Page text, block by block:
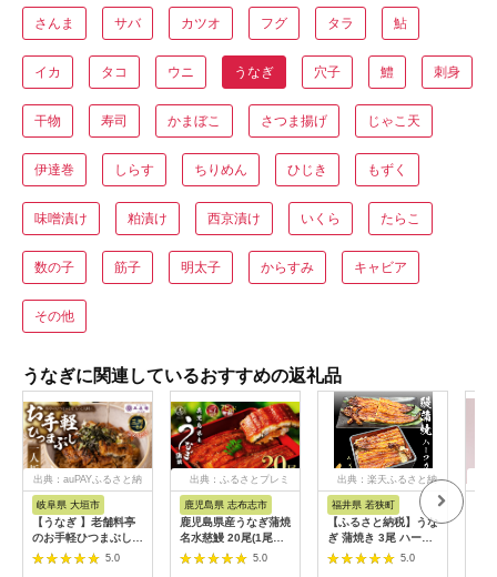
さんま サバ カツオ フグ タラ 鮎
イカ タコ ウニ うなぎ 穴子 鱧 刺身
干物 寿司 かまぼこ さつま揚げ じゃこ天
伊達巻 しらす ちりめん ひじき もずく
味噌漬け 粕漬け 西京漬け いくら たらこ
数の子 筋子 明太子 からすみ キャビア
その他
うなぎに関連しているおすすめの返礼品
出典：auPAYふるさと納
岐阜県 大垣市
【うなぎ 】老舗料亭
のお手軽ひつまぶし
国産 鰻 ごはん たれ
出汁つき 冷蔵便 1人
5.0
出典：ふるさとプレミ
アム
鹿児島県 志布志市
鹿児島県産うなぎ蒲焼
名水慈鰻 20尾(1尾約
160g)＜計約3.2kg＞
5.0
出典：楽天ふるさと納
福井県 若狭町
【ふるさと納税】うな
ぎ 蒲焼き 3尾 ハーフ
カット タレ・肝付き
国産鰻 国産 うなぎ蒲
5.0